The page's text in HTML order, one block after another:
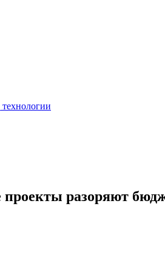
разоряют